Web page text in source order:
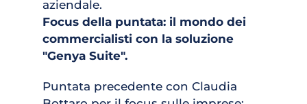
aziendale.
Focus della puntata: il mondo dei
commercialisti con la soluzione
"Genya Suite".
Puntata precedente con Claudia